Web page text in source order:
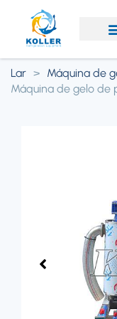
Lar > Máquina de
Máquina de gelo de